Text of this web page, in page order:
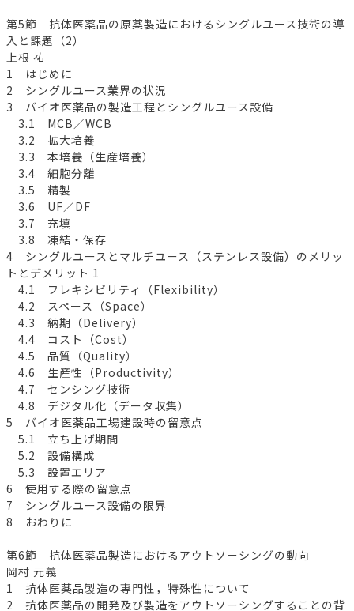
第5節 抗体医薬品の原薬製造におけるシングルユース技術の導
入と課題（2）
上根 祐
1 はじめに
2 シングルユース業界の状況
3 バイオ医薬品の製造工程とシングルユース設備
3.1 MCB／WCB
3.2 拡大培養
3.3 本培養（生産培養）
3.4 細胞分離
3.5 精製
3.6 UF／DF
3.7 充填
3.8 凍結・保存
4 シングルユースとマルチユース（ステンレス設備）のメリッ
トとデメリット 1
4.1 フレキシビリティ（Flexibility）
4.2 スペース（Space）
4.3 納期（Delivery）
4.4 コスト（Cost）
4.5 品質（Quality）
4.6 生産性（Productivity）
4.7 センシング技術
4.8 デジタル化（データ収集）
5 バイオ医薬品工場建設時の留意点
5.1 立ち上げ期間
5.2 設備構成
5.3 設置エリア
6 使用する際の留意点
7 シングルユース設備の限界
8 おわりに
第6節 抗体医薬品製造におけるアウトソーシングの動向
岡村 元義
1 抗体医薬品製造の専門性，特殊性について
2 抗体医薬品の開発及び製造をアウトソーシングすることの背